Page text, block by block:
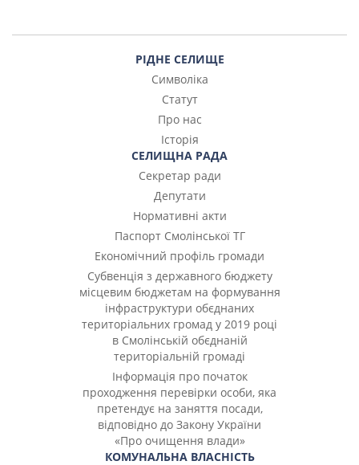
РІДНЕ СЕЛИЩЕ
Символіка
Статут
Про нас
Історія
СЕЛИЩНА РАДА
Секретар ради
Депутати
Нормативні акти
Паспорт Смолінської ТГ
Економічний профіль громади
Субвенція з державного бюджету
місцевим бюджетам на формування
інфраструктури обєднаних
територіальних громад у 2019 році
в Смолінській обєднаній
територіальній громаді
Інформація про початок
проходження перевірки особи, яка
претендує на заняття посади,
відповідно до Закону України
«Про очищення влади»
КОМУНАЛЬНА ВЛАСНІСТЬ